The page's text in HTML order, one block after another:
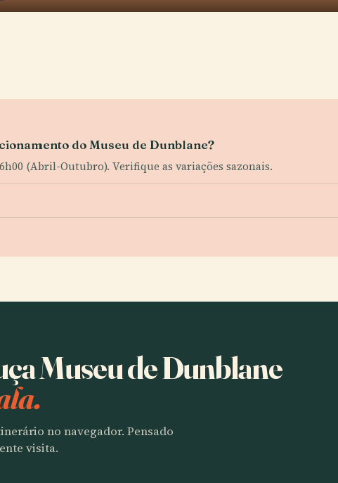
do Museu de Dunblane?
(Abril-Outubro). Verifique as variações sazonais.
Museu de Dunblane
no navegador. Pensado
visita.